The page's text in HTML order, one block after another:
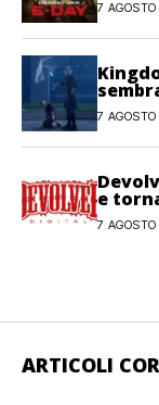
7
gioco
7
e
7
ARTICOLI